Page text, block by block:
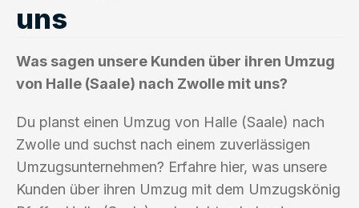
uns
Was sagen unsere Kunden über ihren Umzug
von Halle (Saale) nach Zwolle mit uns?
Du planst einen Umzug von Halle (Saale) nach
Zwolle und suchst nach einem zuverlässigen
Umzugsunternehmen? Erfahre hier, was unsere
Kunden über ihren Umzug mit dem Umzugskönig